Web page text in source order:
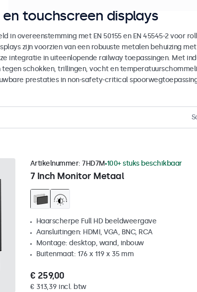
touchscreen displays
in overeenstemming met EN 50155 en EN 45545-2 voor
zijn voorzien van een robuuste metalen behuizing
integratie in uiteenlopende railway toepassingen. Met
schokken, trillingen, vocht en
prestaties in non-safety-critical
7 Inch Monitor Metaal
Artikelnummer: 7HD7M 100+ stuks beschikbaar
Haarscherpe Full HD beeldweergave
Aansluitingen: HDMI, VGA, BNC, RCA
Montage: desktop, wand, inbouw
Buitenmaat: 176 x 119 x 35 mm
€ 259,00
€ 313,39 incl. btw